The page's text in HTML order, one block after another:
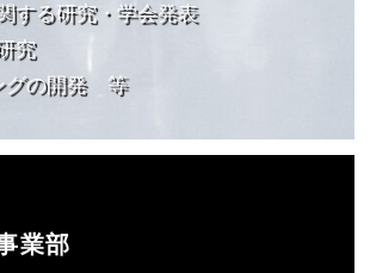
する研究・学会発表
究
グの開発 等
業部